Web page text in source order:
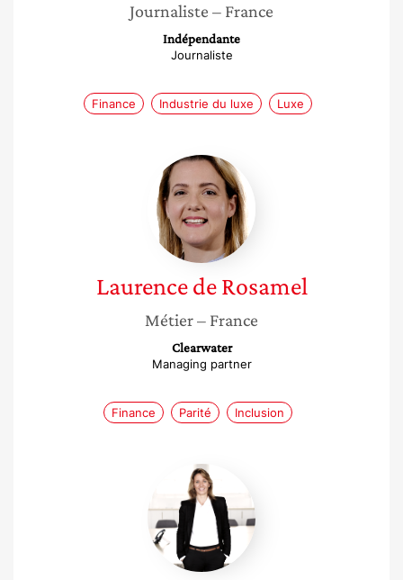
Journaliste – France
Indépendante
Journaliste
Finance Industrie du luxe Luxe
Laurence
de
Rosamel
Laurence de Rosamel
Métier– France
Clearwater
Managing partner
Finance Parité Inclusion
Maëliss
Bourbon